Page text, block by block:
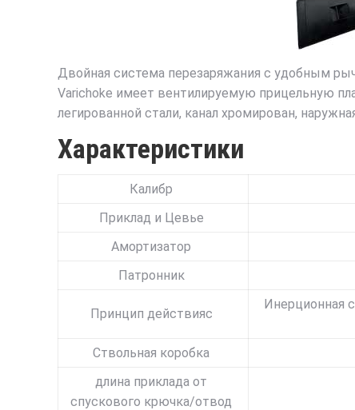
Двойная система перезаряжания с удобным
Varichoke имеет вентилируемую прицельную
легированной стали, канал хромирован,
Характеристики
Калибр
Приклад и Цевье
Амортизатор
Патронник
Принцип действияс
Инерционная
Cтвольная коробка
длина приклада от
спускового крючка/отвод